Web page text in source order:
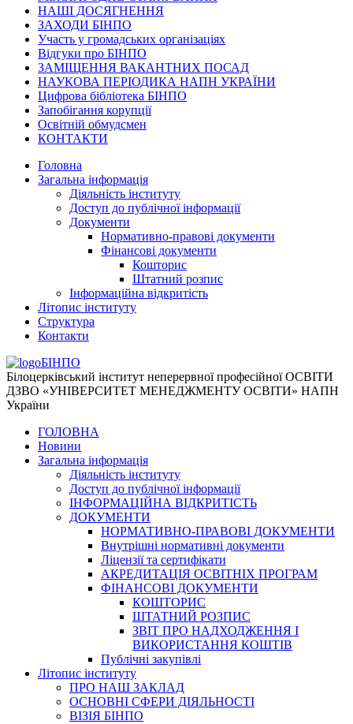
НАШІ ДОСЯГНЕННЯ
ЗАХОДИ БІНПО
Участь у громадських організаціях
Відгуки про БІНПО
ЗАМІЩЕННЯ ВАКАНТНИХ ПОСАД
НАУКОВА ПЕРІОДИКА НАПН УКРАЇНИ
Цифрова бібліотека БІНПО
Запобігання корупції
Освітній обмудсмен
КОНТАКТИ
Головна
Загальна інформація
Діяльність інституту
Доступ до публічної інформації
Документи
Нормативно-правові документи
Фінансові документи
Кошторис
Штатний розпис
Інформаційна відкритість
Літопис інституту
Структура
Контакти
БІНПО
Білоцерківський інститут неперервної професійної ОСВІТИ
ДЗВО «УНІВЕРСИТЕТ МЕНЕДЖМЕНТУ ОСВІТИ» НАПН
України
ГОЛОВНА
Новини
Загальна інформація
Діяльність інституту
Доступ до публічної інформації
ІНФОРМАЦІЙНА ВІДКРИТІСТЬ
ДОКУМЕНТИ
НОРМАТИВНО-ПРАВОВІ ДОКУМЕНТИ
Внутрішні нормативні документи
Ліцензії та сертифікати
АКРЕДИТАЦІЯ ОСВІТНІХ ПРОГРАМ
ФІНАНСОВІ ДОКУМЕНТИ
КОШТОРИС
ШТАТНИЙ РОЗПИС
ЗВІТ ПРО НАДХОДЖЕННЯ І
ВИКОРИСТАННЯ КОШТІВ
Публічні закупівлі
Літопис інституту
ПРО НАШ ЗАКЛАД
ОСНОВНІ СФЕРИ ДІЯЛЬНОСТІ
ВІЗІЯ БІНПО